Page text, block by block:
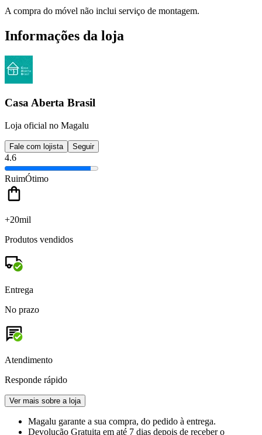
A compra do móvel não inclui serviço de montagem.
Informações da loja
Casa Aberta Brasil
Loja oficial no Magalu
Fale com lojista Seguir
4.6
RuimÓtimo
+20mil
Produtos vendidos
Entrega
No prazo
Atendimento
Responde rápido
Ver mais sobre a loja
Magalu garante a sua compra, do pedido à entrega.
Devolução Gratuita em até 7 dias depois de receber o